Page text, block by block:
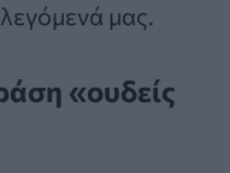
μας.
«oυδείς